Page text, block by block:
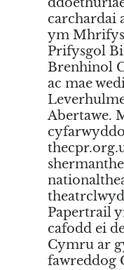
carchardai
ym
Prifysgol
Brenhinol
ac mae
Abertawe.
Papertrail
cafodd ei
Cymru ar
fawreddog